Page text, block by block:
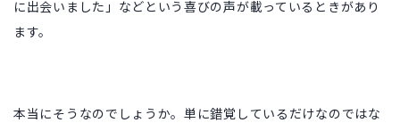
に出会いました」などという喜びの声が載っているときがあり
ます。
本当にそうなのでしょうか。単に錯覚しているだけなのではな